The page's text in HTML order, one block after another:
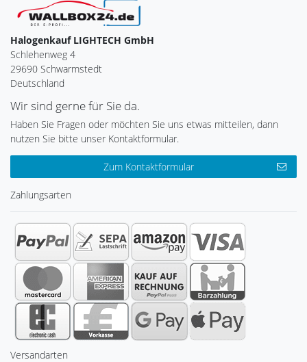
Halogenkauf LIGHTECH GmbH
Schlehenweg 4
29690 Schwarmstedt
Deutschland
Wir sind gerne für Sie da.
Haben Sie Fragen oder möchten Sie uns etwas mitteilen, dann
nutzen Sie bitte unser Kontaktformular.
Zum Kontaktformular
Zahlungsarten
Versandarten